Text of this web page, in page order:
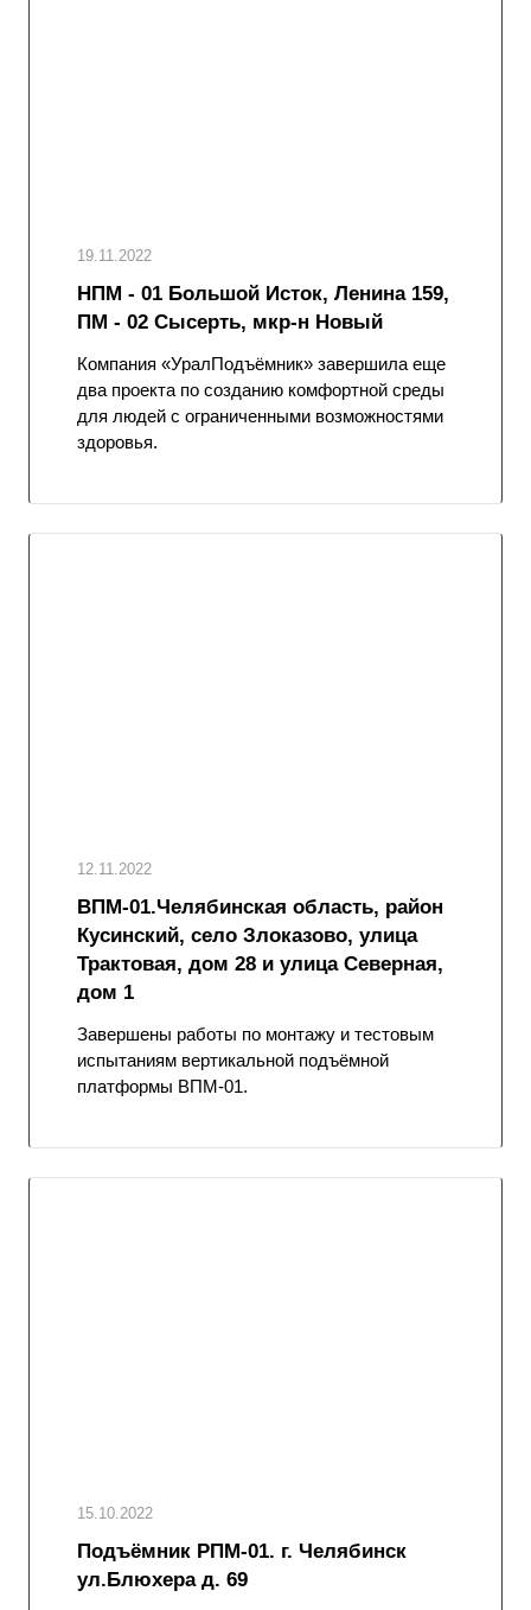
19.11.2022
НПМ - 01 Большой Исток, Ленина 159,
ПМ - 02 Сысерть, мкр-н Новый
Компания «УралПодъёмник» завершила еще
два проекта по созданию комфортной среды
для людей с ограниченными возможностями
здоровья.
12.11.2022
ВПМ-01.Челябинская область, район
Кусинский, село Злоказово, улица
Трактовая, дом 28 и улица Северная,
дом 1
Завершены работы по монтажу и тестовым
испытаниям вертикальной подъёмной
платформы ВПМ-01.
15.10.2022
Подъёмник РПМ-01. г. Челябинск
ул.Блюхера д. 69